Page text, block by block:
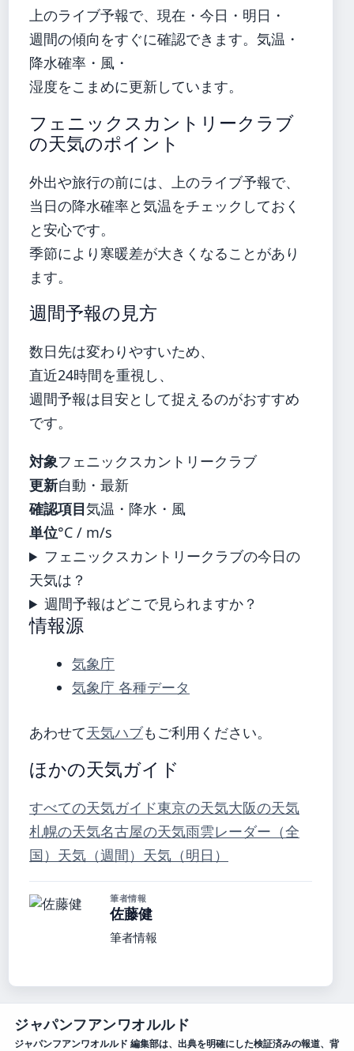
上のライブ予報で、現在・今日・明日・
週間の傾向をすぐに確認できます。気温・
降水確率・風・
湿度をこまめに更新しています。
フェニックスカントリークラブ
の天気のポイント
外出や旅行の前には、上のライブ予報で、
当日の降水確率と気温をチェックしておく
と安心です。
季節により寒暖差が大きくなることがあり
ます。
週間予報の見方
数日先は変わりやすいため、
直近24時間を重視し、
週間予報は目安として捉えるのがおすすめ
です。
対象フェニックスカントリークラブ
更新自動・最新
確認項目気温・降水・風
単位°C / m/s
フェニックスカントリークラブの今日の
天気は？
週間予報はどこで見られますか？
情報源
気象庁
気象庁 各種データ
あわせて天気ハブもご利用ください。
ほかの天気ガイド
すべての天気ガイド東京の天気大阪の天気
札幌の天気名古屋の天気雨雲レーダー（全
国） 天気（週間） 天気（明日）
筆者情報
佐藤健
筆者情報
ジャパンフアンワオルルド
ジャパンフアンワオルルド 編集部は、出典を明確にした検証済みの報道、背